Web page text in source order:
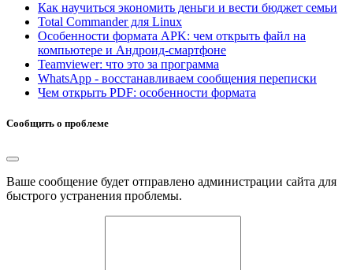
Как научиться экономить деньги и вести бюджет семьи
Total Commander для Linux
Особенности формата APK: чем открыть файл на
компьютере и Андроид-смартфоне
Teamviewer: что это за программа
WhatsApp - восстанавливаем сообщения переписки
Чем открыть PDF: особенности формата
Сообщить о проблеме
Ваше сообщение будет отправлено администрации сайта для
быстрого устранения проблемы.